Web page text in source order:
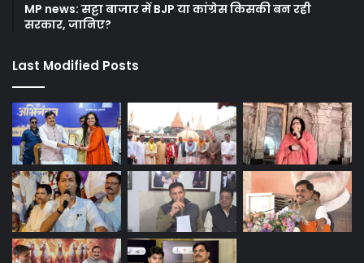
MP news: सट्टा बाजार में BJP या कांग्रेस किसकी बन रही
सरकार, जानिए?
Last Modified Posts